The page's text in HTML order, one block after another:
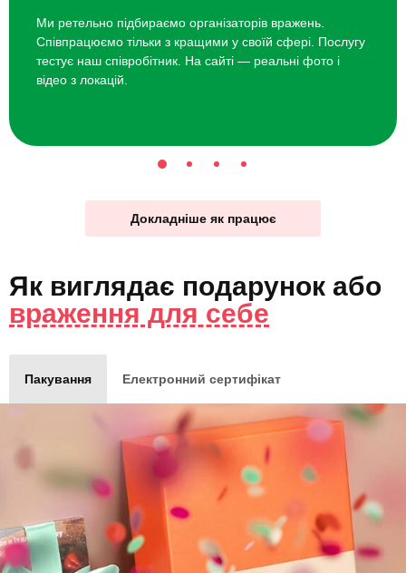
Ми ретельно підбираємо організаторів вражень.
Співпрацюємо тільки з кращими у своїй сфері. Послугу
тестує наш співробітник. На сайті — реальні фото і
відео з локацій.
Докладніше як працює
Як виглядає подарунок або
враження для себе
Пакування Електронний сертифікат